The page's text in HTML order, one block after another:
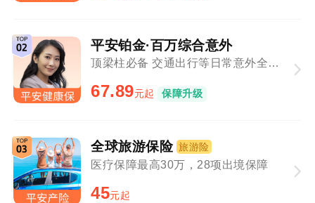
平安铂金·百万综合意外
顶梁柱必备 交通出行等日常意外全覆盖
67.89元起 保障升级
全球旅游保险 旅游险
医疗保障最高30万，28项出境保障
45元起